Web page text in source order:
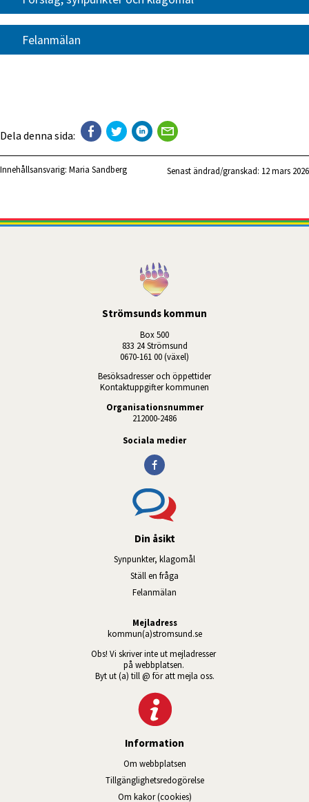
Felanmälan
Dela denna sida:
Innehållsansvarig: Maria Sandberg Senast ändrad/granskad: 12 mars 2026
Strömsunds kommun
Box 500
833 24 Strömsund
0670-161 00 (växel)
Besöksadresser och öppettider
Kontaktuppgifter kommunen
Organisationsnummer
212000-2486
Sociala medier
Din åsikt
Synpunkter, klagomål
Ställ en fråga
Felanmälan
Mejladress
kommun(a)stromsund.se
Obs! Vi skriver inte ut mejladresser
på webbplatsen.
Byt ut (a) till @ för att mejla oss.
Information
Om webbplatsen
Tillgänglig­hets­redo­görelse
Om kakor (cookies)